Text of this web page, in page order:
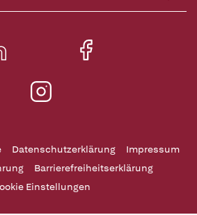
Datenschutzerklärung
Impressum
Barrierefreiheitserklärung
Einstellungen